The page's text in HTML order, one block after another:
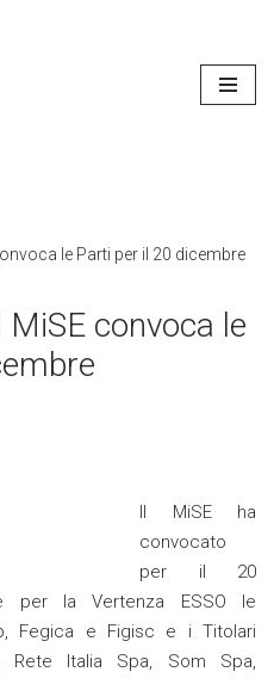
le Parti per il 20 dicembre
MiSE convoca le
Il MiSE ha
convocato
per il 20
per la Vertenza ESSO le
Fegica e Figisc e i Titolari
Rete Italia Spa, Som Spa,